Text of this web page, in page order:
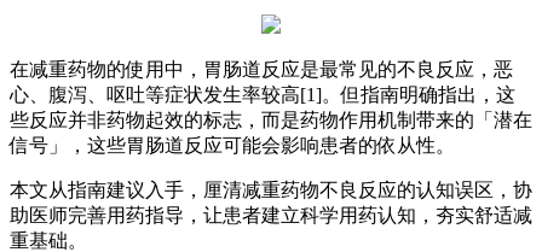
在减重药物的使用中，胃肠道反应是最常见的不良反应，恶
心、腹泻、呕吐等症状发生率较高[1]。但指南明确指出，这
些反应并非药物起效的标志，而是药物作用机制带来的「潜在
信号」，这些胃肠道反应可能会影响患者的依从性。
本文从指南建议入手，厘清减重药物不良反应的认知误区，协
助医师完善用药指导，让患者建立科学用药认知，夯实舒适减
重基础。